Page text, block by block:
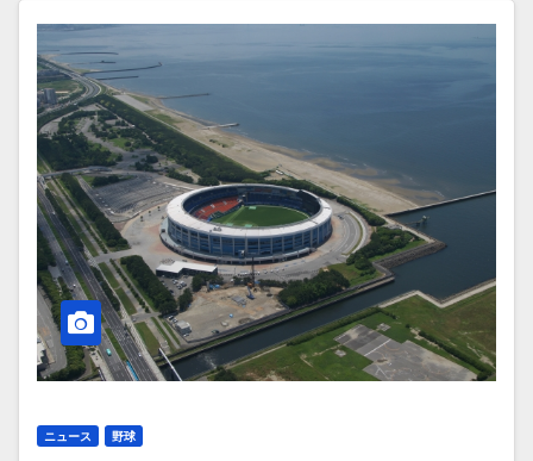
ニュース 野球